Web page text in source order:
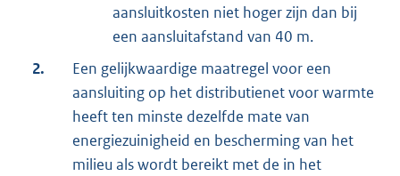
aansluitkosten niet hoger zijn dan bij
een aansluitafstand van 40 m.
2.
Een gelijkwaardige maatregel voor een
aansluiting op het distributienet voor warmte
heeft ten minste dezelfde mate van
energiezuinigheid en bescherming van het
milieu als wordt bereikt met de in het